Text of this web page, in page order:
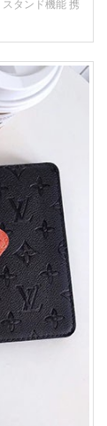
スタンド機能 携
ディース 人気